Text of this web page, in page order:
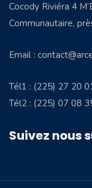
Cocody Riviéra 4
Communautaire,
Email :
Tél1 : (225) 27 20
Tél2 : (225) 07 08
Suivez nous